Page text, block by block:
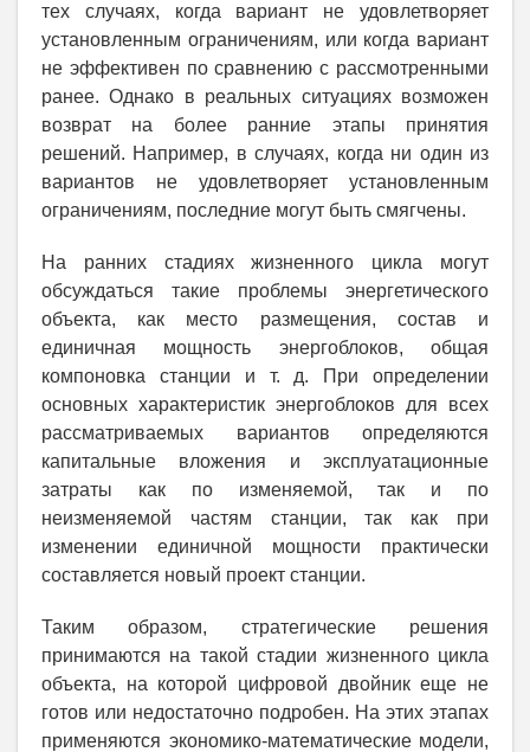
тех случаях, когда вариант не удовлетворяет
установленным ограничениям, или когда вариант
не эффективен по сравнению с рассмотренными
ранее. Однако в реальных ситуациях возможен
возврат на более ранние этапы принятия
решений. Например, в случаях, когда ни один из
вариантов не удовлетворяет установленным
ограничениям, последние могут быть смягчены.
На ранних стадиях жизненного цикла могут
обсуждаться такие проблемы энергетического
объекта, как место размещения, состав и
единичная мощность энергоблоков, общая
компоновка станции и т. д. При определении
основных характеристик энергоблоков для всех
рассматриваемых вариантов определяются
капитальные вложения и эксплуатационные
затраты как по изменяемой, так и по
неизменяемой частям станции, так как при
изменении единичной мощности практически
составляется новый проект станции.
Таким образом, стратегические решения
принимаются на такой стадии жизненного цикла
объекта, на которой цифровой двойник еще не
готов или недостаточно подробен. На этих этапах
применяются экономико-математические модели,